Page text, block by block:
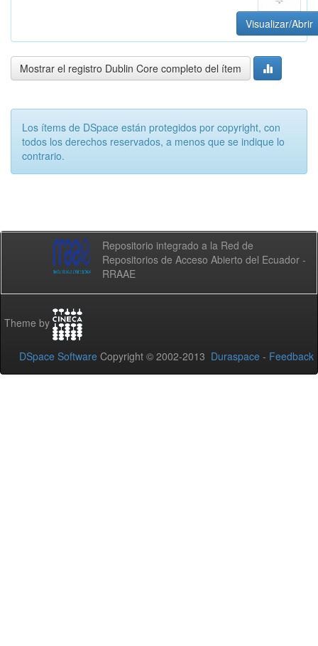
Visualizar/Abrir
Mostrar el registro Dublin Core completo del ítem
Los ítems de DSpace están protegidos por copyright, con
todos los derechos reservados, a menos que se indique lo
contrario.
Repositorio integrado a la Red de
Repositorios de Acceso Abierto del Ecuador -
RRAAE
Theme by
DSpace Software Copyright © 2002-2013 Duraspace - Feedback